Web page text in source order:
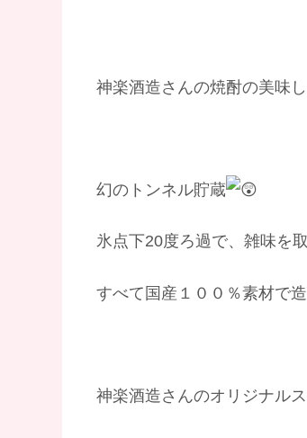
神楽酒造さんの焼酎の美味
幻のトンネル貯蔵
氷点下20度ろ過で、雑味を
すべて国産１００％素材で
神楽酒造さんのオリジナル